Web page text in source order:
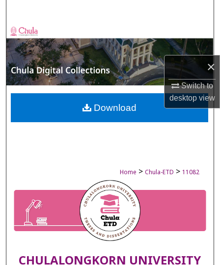
×
Switch to
desktopview
Browse Collections
My Account
About
Digital Commons Network™
Home > Chula-ETD > 11082
CHULALONGKORN UNIVERSITY
Download